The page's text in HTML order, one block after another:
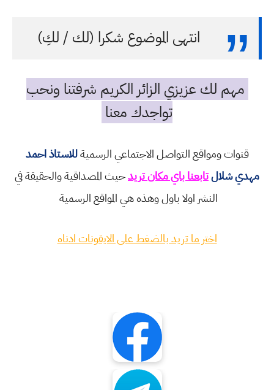
انتهى الموضوع شكرا (لك / لكِ)
مهم لك عزيزي الزائر الكريم شرفتنا ونحب
تواجدك معنا
قنوات ومواقع التواصل الاجتماعي الرسميةللاستاذ احمد
مهدي شلالتابعنا باي مكان تريدحيث المصداقية والحقيقة في
النشر اولا باول وهذه هي المواقع الرسمية
اختر ما تريد بالضغط على الايقونات ادناه